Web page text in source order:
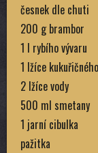
česnek dle chuti
200 g brambor
1 l rybího vývaru
1 lžíce
2 lžíce vody
500 ml smetany
1 jarní cibulka
pažitka